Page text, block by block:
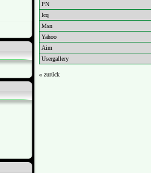
PN
Icq
Msn
Yahoo
Aim
Usergallery
« zurück